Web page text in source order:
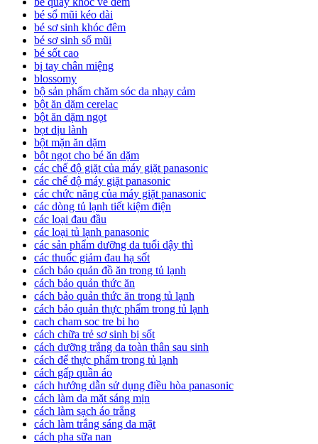
bé sổ mũi kéo dài
bé sơ sinh khóc đêm
bé sơ sinh sổ mũi
bé sốt cao
bị tay chân miệng
blossomy
bộ sản phẩm chăm sóc da nhạy cảm
bột ăn dặm cerelac
bột ăn dặm ngọt
bọt dịu lành
bột mặn ăn dặm
bột ngọt cho bé ăn dặm
các chế độ giặt của máy giặt panasonic
các chế độ máy giặt panasonic
các chức năng của máy giặt panasonic
các dòng tủ lạnh tiết kiệm điện
các loại đau đầu
các loại tủ lạnh panasonic
các sản phẩm dưỡng da tuổi dậy thì
các thuốc giảm đau hạ sốt
cách bảo quản đồ ăn trong tủ lạnh
cách bảo quản thức ăn
cách bảo quản thức ăn trong tủ lạnh
cách bảo quản thực phẩm trong tủ lạnh
cach cham soc tre bi ho
cách chữa trẻ sơ sinh bị sốt
cách dưỡng trắng da toàn thân sau sinh
cách để thực phẩm trong tủ lạnh
cách gấp quần áo
cách hướng dẫn sử dụng điều hòa panasonic
cách làm da mặt sáng mịn
cách làm sạch áo trắng
cách làm trắng sáng da mặt
cách pha sữa nan